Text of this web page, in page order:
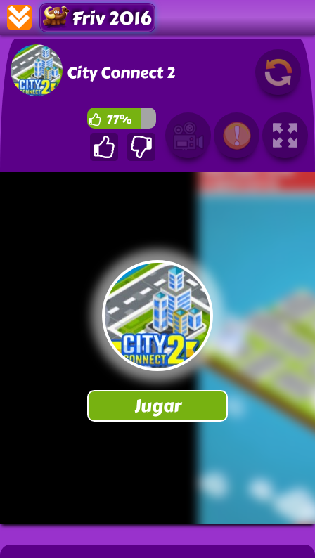
Friv 2016
City Connect 2
77%